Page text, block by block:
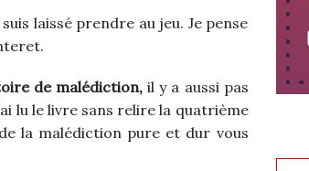
laissé prendre au jeu. Je pense
de malédiction, il y a aussi pas
lu le livre sans relire la quatrième
la malédiction pure et dur vous